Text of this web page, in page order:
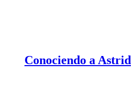
Conociendo a Astrid